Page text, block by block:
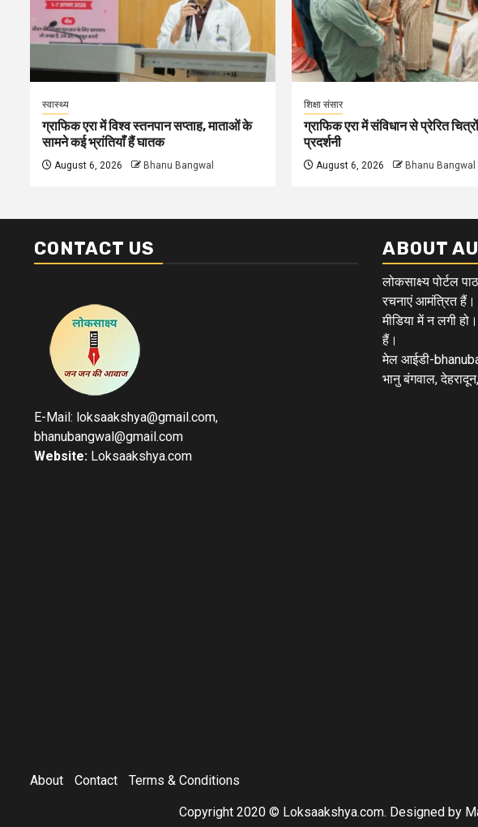
स्वास्थ्य
ग्राफिक एरा में विश्व स्तनपान सप्ताह, माताओं के
सामने कई भ्रांतियाँ हैं घातक
August 6, 2026 Bhanu Bangwal
शिक्षा संसार
ग्राफिक एरा में संविधान से प्रेरित
प्रदर्शनी
August 6, 2026 Bhanu Bangwal
CONTACT US
E-Mail: loksaakshya@gmail.com,
bhanubangwal@gmail.com
Website: Loksaakshya.com
ABOUT
लोकसाक्ष्य पोर्टल
रचनाएं आमंत्रित
मीडिया में न लगी
हैं।
मेल आईडी-
भानु बंगवाल,
About Contact Terms & Conditions
Copyright 2020 © Loksaakshya.com. Designed by